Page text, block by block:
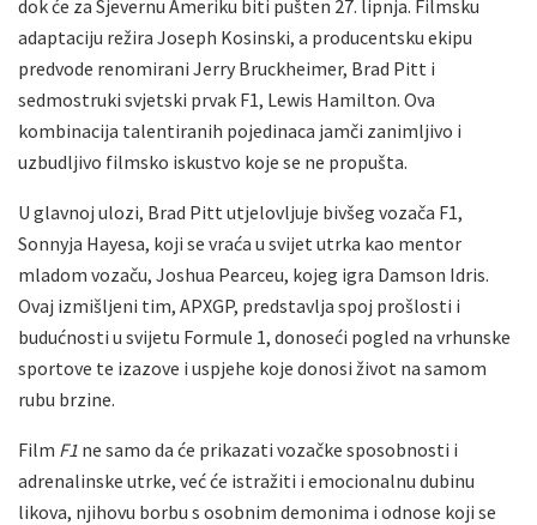
dok će za Sjevernu Ameriku biti pušten 27. lipnja. Filmsku
adaptaciju režira Joseph Kosinski, a producentsku ekipu
predvode renomirani Jerry Bruckheimer, Brad Pitt i
sedmostruki svjetski prvak F1, Lewis Hamilton. Ova
kombinacija talentiranih pojedinaca jamči zanimljivo i
uzbudljivo filmsko iskustvo koje se ne propušta.
U glavnoj ulozi, Brad Pitt utjelovljuje bivšeg vozača F1,
Sonnyja Hayesa, koji se vraća u svijet utrka kao mentor
mladom vozaču, Joshua Pearceu, kojeg igra Damson Idris.
Ovaj izmišljeni tim, APXGP, predstavlja spoj prošlosti i
budućnosti u svijetu Formule 1, donoseći pogled na vrhunske
sportove te izazove i uspjehe koje donosi život na samom
rubu brzine.
Film F1 ne samo da će prikazati vozačke sposobnosti i
adrenalinske utrke, već će istražiti i emocionalnu dubinu
likova, njihovu borbu s osobnim demonima i odnose koji se